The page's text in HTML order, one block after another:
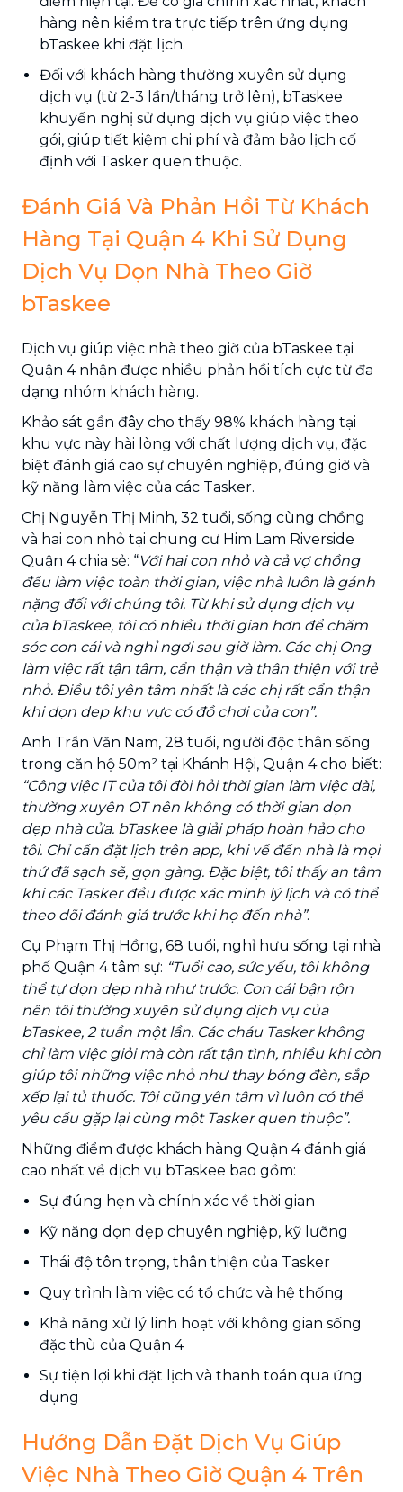
hàng nên kiểm tra trực tiếp trên ứng dụng
bTaskee khi đặt lịch.
Đối với khách hàng thường xuyên sử dụng
dịch vụ (từ 2-3 lần/tháng trở lên), bTaskee
khuyến nghị sử dụng dịch vụ giúp việc theo
gói, giúp tiết kiệm chi phí và đảm bảo lịch cố
định với Tasker quen thuộc.
Đánh Giá Và Phản Hồi Từ Khách
Hàng Tại Quận 4 Khi Sử Dụng
Dịch Vụ Dọn Nhà Theo Giờ
bTaskee
Dịch vụ giúp việc nhà theo giờ của bTaskee tại
Quận 4 nhận được nhiều phản hồi tích cực từ đa
dạng nhóm khách hàng.
Khảo sát gần đây cho thấy 98% khách hàng tại
khu vực này hài lòng với chất lượng dịch vụ, đặc
biệt đánh giá cao sự chuyên nghiệp, đúng giờ và
kỹ năng làm việc của các Tasker.
Chị Nguyễn Thị Minh, 32 tuổi, sống cùng chồng
và hai con nhỏ tại chung cư Him Lam Riverside
Quận 4 chia sẻ: “Với hai con nhỏ và cả vợ chồng
đều làm việc toàn thời gian, việc nhà luôn là gánh
nặng đối với chúng tôi. Từ khi sử dụng dịch vụ
của bTaskee, tôi có nhiều thời gian hơn để chăm
sóc con cái và nghỉ ngơi sau giờ làm. Các chị Ong
làm việc rất tận tâm, cẩn thận và thân thiện với trẻ
nhỏ. Điều tôi yên tâm nhất là các chị rất cẩn thận
khi dọn dẹp khu vực có đồ chơi của con”.
Anh Trần Văn Nam, 28 tuổi, người độc thân sống
trong căn hộ 50m² tại Khánh Hội, Quận 4 cho biết:
“Công việc IT của tôi đòi hỏi thời gian làm việc dài,
thường xuyên OT nên không có thời gian dọn
dẹp nhà cửa. bTaskee là giải pháp hoàn hảo cho
tôi. Chỉ cần đặt lịch trên app, khi về đến nhà là mọi
thứ đã sạch sẽ, gọn gàng. Đặc biệt, tôi thấy an tâm
khi các Tasker đều được xác minh lý lịch và có thể
theo dõi đánh giá trước khi họ đến nhà”.
Cụ Phạm Thị Hồng, 68 tuổi, nghỉ hưu sống tại nhà
phố Quận 4 tâm sự: “Tuổi cao, sức yếu, tôi không
thể tự dọn dẹp nhà như trước. Con cái bận rộn
nên tôi thường xuyên sử dụng dịch vụ của
bTaskee, 2 tuần một lần. Các cháu Tasker không
chỉ làm việc giỏi mà còn rất tận tình, nhiều khi còn
giúp tôi những việc nhỏ như thay bóng đèn, sắp
xếp lại tủ thuốc. Tôi cũng yên tâm vì luôn có thể
yêu cầu gặp lại cùng một Tasker quen thuộc”.
Những điểm được khách hàng Quận 4 đánh giá
cao nhất về dịch vụ bTaskee bao gồm:
Sự đúng hẹn và chính xác về thời gian
Kỹ năng dọn dẹp chuyên nghiệp, kỹ lưỡng
Thái độ tôn trọng, thân thiện của Tasker
Quy trình làm việc có tổ chức và hệ thống
Khả năng xử lý linh hoạt với không gian sống
đặc thù của Quận 4
Sự tiện lợi khi đặt lịch và thanh toán qua ứng
dụng
Hướng Dẫn Đặt Dịch Vụ Giúp
Việc Nhà Theo Giờ Quận 4 Trên